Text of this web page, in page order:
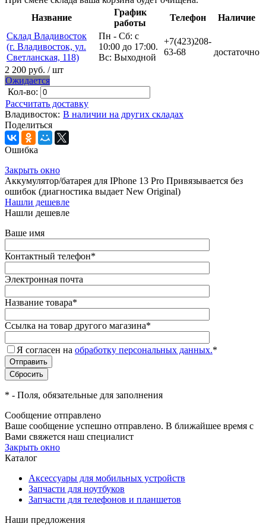
Название
График
работы
Телефон
Наличие
Склад Владивосток
(г. Владивосток, ул.
Светланская, 118)
Пн - Сб: с
10:00 до 17:00.
Вс: Выходной
+7(423)208-
63-68
достаточно
2 200 руб. / шт
Ожидается
Кол-во:
Рассчитать доставку
Владивосток: В наличии на других складах
Поделиться
Ошибка
Закрыть окно
Аккумулятор/батарея для IPhone 13 Pro Привязывается без
ошибок (диагностика выдает New Original)
Нашли дешевле
Нашли дешевле
Ваше имя
Контактный телефон*
Электронная почта
Название товара*
Ссылка на товар другого магазина*
Я согласен на обработку персональных данных.*
* - Поля, обязательные для заполнения
Сообщение отправлено
Ваше сообщение успешно отправлено. В ближайшее время с
Вами свяжется наш специалист
Закрыть окно
Каталог
Аксессуары для мобильных устройств
Запчасти для ноутбуков
Запчасти для телефонов и планшетов
Наши предложения